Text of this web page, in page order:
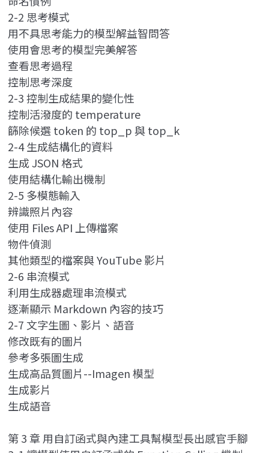
2-2 思考模式
用不具思考能力的模型解益智問答
使用會思考的模型完美解答
查看思考過程
控制思考深度
2-3 控制生成結果的變化性
控制活潑度的 temperature
篩除候選 token 的 top_p 與 top_k
2-4 生成結構化的資料
生成 JSON 格式
使用結構化輸出機制
2-5 多模態輸入
辨識照片內容
使用 Files API 上傳檔案
物件偵測
其他類型的檔案與 YouTube 影片
2-6 串流模式
利用生成器處理串流模式
逐漸顯示 Markdown 內容的技巧
2-7 文字生圖、影片、語音
修改既有的圖片
參考多張圖生成
生成高品質圖片--Imagen 模型
生成影片
生成語音
第 3 章 用自訂函式與內建工具幫模型長出感官手腳